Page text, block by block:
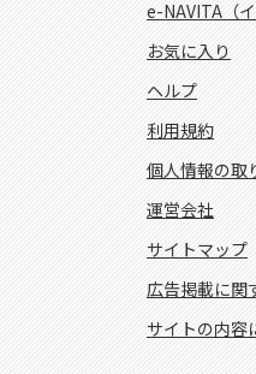
e-NAVITA（
お気に入り
ヘルプ
利用規約
個人情報の取
運営会社
サイトマップ
広告掲載に関
サイトの内容